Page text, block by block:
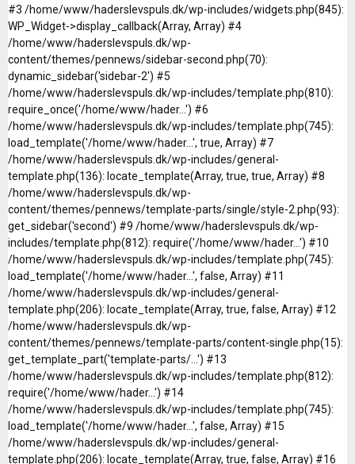
#3 /home/www/haderslevspuls.dk/wp-includes/widgets.php(845):
WP_Widget->display_callback(Array, Array) #4
/home/www/haderslevspuls.dk/wp-
content/themes/pennews/sidebar-second.php(70):
dynamic_sidebar('sidebar-2') #5
/home/www/haderslevspuls.dk/wp-includes/template.php(810):
require_once('/home/www/hader...') #6
/home/www/haderslevspuls.dk/wp-includes/template.php(745):
load_template('/home/www/hader...', true, Array) #7
/home/www/haderslevspuls.dk/wp-includes/general-
template.php(136): locate_template(Array, true, true, Array) #8
/home/www/haderslevspuls.dk/wp-
content/themes/pennews/template-parts/single/style-2.php(93):
get_sidebar('second') #9 /home/www/haderslevspuls.dk/wp-
includes/template.php(812): require('/home/www/hader...') #10
/home/www/haderslevspuls.dk/wp-includes/template.php(745):
load_template('/home/www/hader...', false, Array) #11
/home/www/haderslevspuls.dk/wp-includes/general-
template.php(206): locate_template(Array, true, false, Array) #12
/home/www/haderslevspuls.dk/wp-
content/themes/pennews/template-parts/content-single.php(15):
get_template_part('template-parts/...') #13
/home/www/haderslevspuls.dk/wp-includes/template.php(812):
require('/home/www/hader...') #14
/home/www/haderslevspuls.dk/wp-includes/template.php(745):
load_template('/home/www/hader...', false, Array) #15
/home/www/haderslevspuls.dk/wp-includes/general-
template.php(206): locate_template(Array, true, false, Array) #16